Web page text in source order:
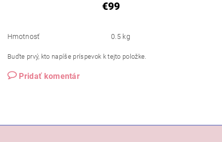
€99
Hmotnosť 0.5 kg
Buďte prvý, kto napíše príspevok k tejto položke.
Pridať komentár